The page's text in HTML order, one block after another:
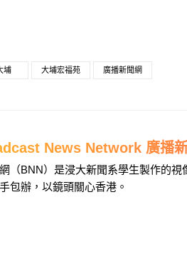
埔 大埔宏福苑 廣播新聞網
News Network 廣播新
（BNN）是浸大新聞系學生製作的
包辦，以鏡頭關心香港。